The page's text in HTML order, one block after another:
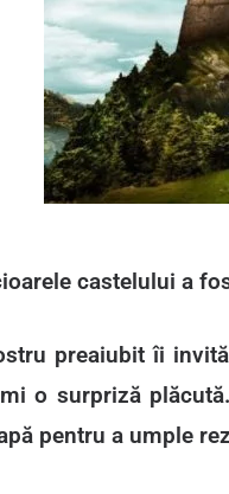
castelului a
preaiubit îi
o surpriză
pentru a umple